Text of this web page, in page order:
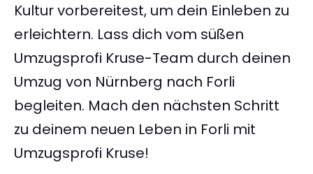
Kultur vorbereitest, um dein Einleben zu
erleichtern. Lass dich vom süßen
Umzugsprofi Kruse-Team durch deinen
Umzug von Nürnberg nach Forli
begleiten. Mach den nächsten Schritt
zu deinem neuen Leben in Forli mit
Umzugsprofi Kruse!